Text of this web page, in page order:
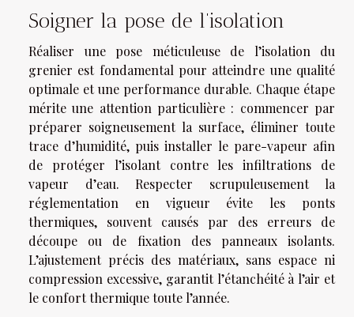
Soigner la pose de l’isolation
Réaliser une pose méticuleuse de l’isolation du
grenier est fondamental pour atteindre une qualité
optimale et une performance durable. Chaque étape
mérite une attention particulière : commencer par
préparer soigneusement la surface, éliminer toute
trace d’humidité, puis installer le pare-vapeur afin
de protéger l’isolant contre les infiltrations de
vapeur d’eau. Respecter scrupuleusement la
réglementation en vigueur évite les ponts
thermiques, souvent causés par des erreurs de
découpe ou de fixation des panneaux isolants.
L’ajustement précis des matériaux, sans espace ni
compression excessive, garantit l’étanchéité à l’air et
le confort thermique toute l’année.